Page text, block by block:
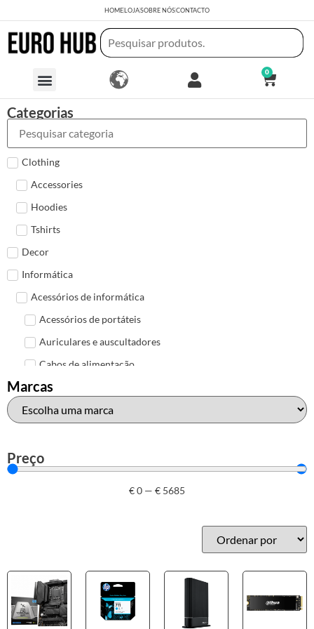
HOMELOJASOBRE NÓSCONTACTO
0
Categorias
Clothing
Accessories
Hoodies
Tshirts
Decor
Informática
Acessórios de informática
Acessórios de portáteis
Auriculares e auscultadores
Cabos de alimentação
Colunas de Som
Hubs
Mais acessórios USB
HP
Outros acessórios de informática
Marcas
Preço
€0 — € 5685